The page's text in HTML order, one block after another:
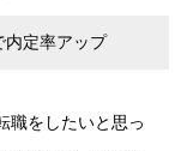
内定率アップ
職をしたいと思っ